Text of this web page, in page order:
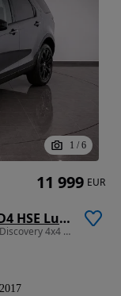
1 / 6
Land Rover Discovery Sport 2.0 l TD4 HSE Luxury Aut.
1999 cm3 • 150 CP • Doar 68050 km Land Rover Discovery 4x4 Garantie 12 36 luni
2017
11 999 EUR